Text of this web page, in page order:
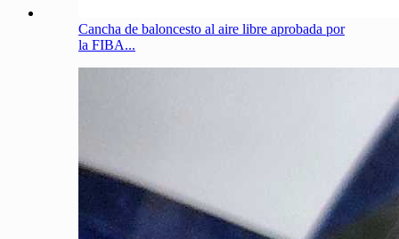
Cancha de baloncesto al aire libre aprobada por
la FIBA...